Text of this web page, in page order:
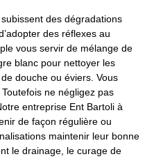
des dégradations
des réflexes au
vous servir de mélange de
blanc pour nettoyer les
douche ou éviers. Vous
ne négligez pas
entreprise Ent Bartoli à
de façon régulière ou
maintenir leur bonne
le drainage, le curage de